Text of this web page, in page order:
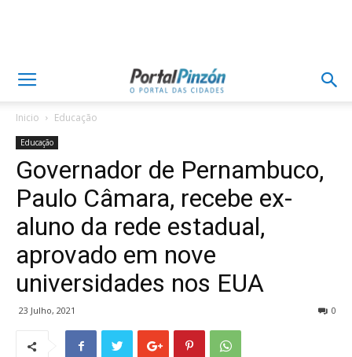
Inicio Educação
Educação
Governador de Pernambuco,
Paulo Câmara, recebe ex-
aluno da rede estadual,
aprovado em nove
universidades nos EUA
23 Julho, 2021 0